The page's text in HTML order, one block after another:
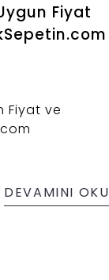
Fiyat
Fiyat ve
DEVAMINI OKU